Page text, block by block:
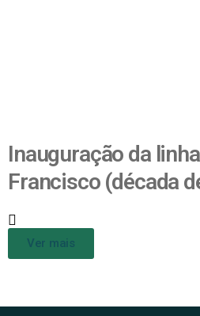
Inauguração da
Francisco (década
Ver mais